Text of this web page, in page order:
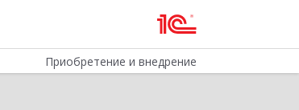
Приобретение и внедрение